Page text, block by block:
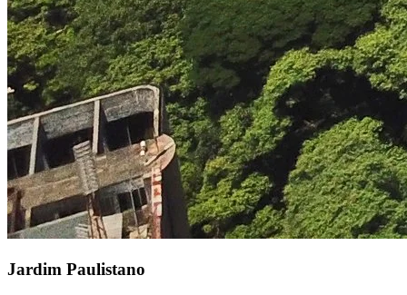
Jardim Paulistano